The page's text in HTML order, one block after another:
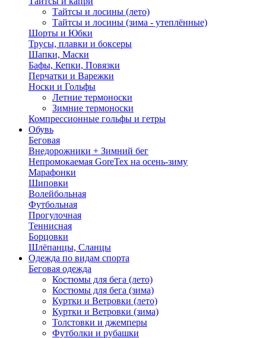
Тайтсы и лосины (лето)
Тайтсы и лосины (зима - утеплённые)
Шорты и Юбки
Трусы, плавки и боксеры
Шапки, Маски
Бафы, Кепки, Повязки
Перчатки и Варежки
Носки и Гольфы
Летние термоноски
Зимние термоноски
Компрессионные гольфы и гетры
Обувь
Беговая
Внедорожники + Зимний бег
Непромокаемая GoreTex на осень-зиму
Марафонки
Шиповки
Волейбольная
Футбольная
Прогулочная
Теннисная
Борцовки
Шлёпанцы, Сланцы
Одежда по видам спорта
Беговая одежда
Костюмы для бега (лето)
Костюмы для бега (зима)
Куртки и Ветровки (лето)
Куртки и Ветровки (зима)
Толстовки и джемперы
Футболки и рубашки